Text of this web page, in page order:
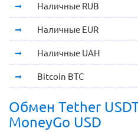
Наличные RUB
Наличные EUR
Наличные UAH
Bitcoin BTC
Обмен Tether
MoneyGo USD